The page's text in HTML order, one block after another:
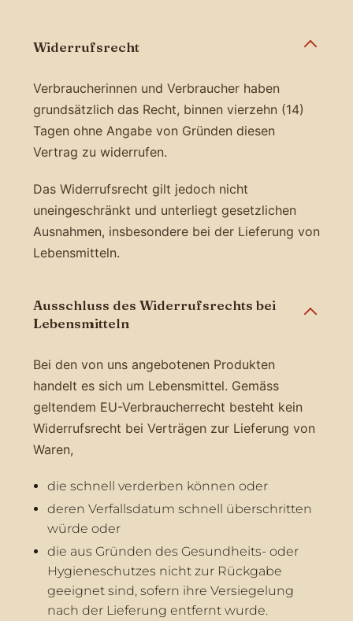
Widerrufsrecht
Verbraucherinnen und Verbraucher haben
grundsätzlich das Recht, binnen vierzehn (14)
Tagen ohne Angabe von Gründen diesen
Vertrag zu widerrufen.
Das Widerrufsrecht gilt jedoch nicht
uneingeschränkt und unterliegt gesetzlichen
Ausnahmen, insbesondere bei der Lieferung von
Lebensmitteln.
Ausschluss des Widerrufsrechts bei
Lebensmitteln
Bei den von uns angebotenen Produkten
handelt es sich um Lebensmittel. Gemäss
geltendem EU-Verbraucherrecht besteht kein
Widerrufsrecht bei Verträgen zur Lieferung von
Waren,
die schnell verderben können oder
deren Verfallsdatum schnell überschritten
würde oder
die aus Gründen des Gesundheits- oder
Hygieneschutzes nicht zur Rückgabe
geeignet sind, sofern ihre Versiegelung
nach der Lieferung entfernt wurde.